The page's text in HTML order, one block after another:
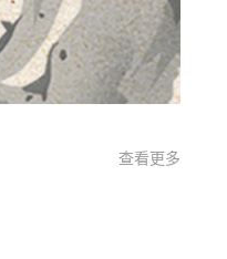
查看更多